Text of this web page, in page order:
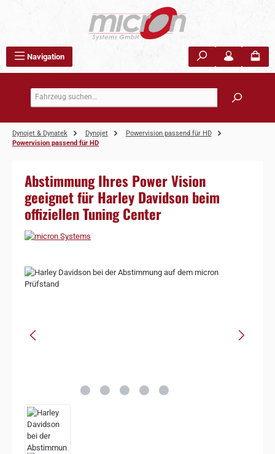
Navigation
Dynojet & Dynatek Dynojet
Powervision passend für HD
Powervision passend für HD
Abstimmung Ihres Power Vision
geeignet für Harley Davidson beim
offiziellen Tuning Center
Bildergalerie überspringen